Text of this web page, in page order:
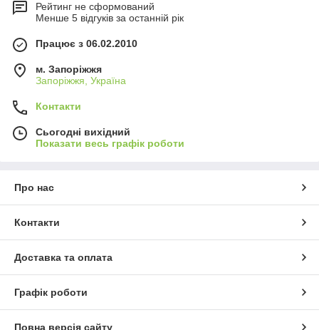
Рейтинг не сформований
Менше 5 відгуків за останній рік
Працює з 06.02.2010
м. Запоріжжя
Запоріжжя, Україна
Контакти
Сьогодні вихідний
Показати весь графік роботи
Про нас
Контакти
Доставка та оплата
Графік роботи
Повна версія сайту